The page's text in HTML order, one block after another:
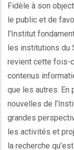
Fidèle à son
le public et de
l’Institut
les institutions du
revient cette fois-
contenus
que les autres.
nouvelles de
grandes
les activités et
la recherche